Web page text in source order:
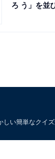
ろ う」を並
しい簡単なクイ